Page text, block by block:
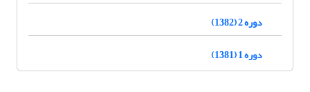
دوره 2 (1382)
دوره 1 (1381)